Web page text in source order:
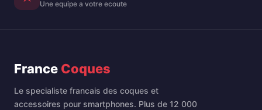
Une equipe a votre ecoute
France Coques
Le specialiste francais des coques et
accessoires pour smartphones. Plus de 12 000